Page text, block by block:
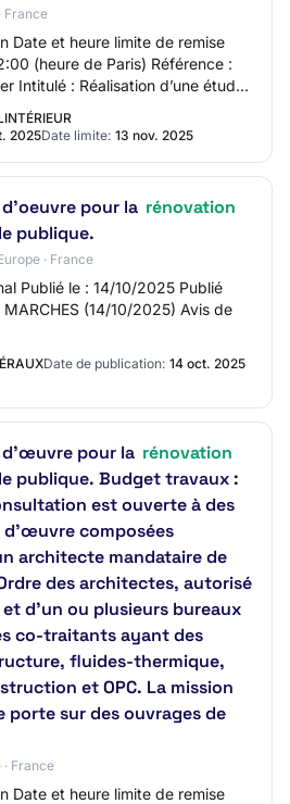
France
Date et heure limite de remise
(heure de Paris) Référence :
Intitulé : Réalisation d’une étude
é…
2025Date limite: 13 nov. 2025
pour la rénovation
publique.
· France
Publié le : 14/10/2025 Publié
MARCHES (14/10/2025) Avis de
Date de publication: 14 oct. 2025
pour la rénovation
publique. Budget travaux :
est ouverte à des
composées
architecte mandataire de
des architectes, autorisé
d’un ou plusieurs bureaux
co-traitants ayant des
fluides-thermique,
et OPC. La mission
porte sur des ouvrages de
France
Date et heure limite de remise